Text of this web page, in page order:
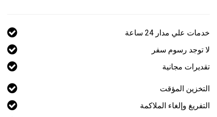
خدمات علي مدار 24 ساعة
لا توجد رسوم سفر
تقديرات مجانية
التخزين المؤقت
التفريغ وإلغاء الملاكمة